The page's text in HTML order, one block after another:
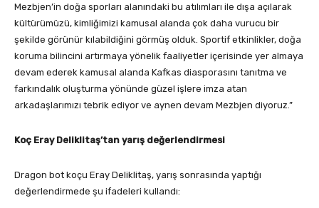
Mezbjen’in doğa sporları alanındaki bu atılımları ile dışa açılarak
kültürümüzü, kimliğimizi kamusal alanda çok daha vurucu bir
şekilde görünür kılabildiğini görmüş olduk. Sportif etkinlikler, doğa
koruma bilincini artırmaya yönelik faaliyetler içerisinde yer almaya
devam ederek kamusal alanda Kafkas diasporasını tanıtma ve
farkındalık oluşturma yönünde güzel işlere imza atan
arkadaşlarımızı tebrik ediyor ve aynen devam Mezbjen diyoruz.”
Koç Eray Deliklitaş’tan yarış değerlendirmesi
Dragon bot koçu Eray Deliklitaş, yarış sonrasında yaptığı
değerlendirmede şu ifadeleri kullandı: